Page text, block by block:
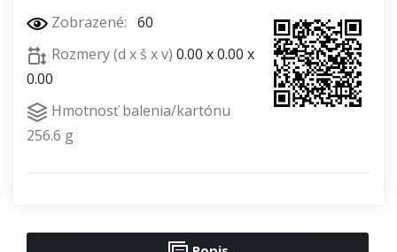
Zobrazené: 60
Rozmery (d x š x v) 0.00 x 0.00 x
0.00
Hmotnosť balenia/kartónu
256.6 g